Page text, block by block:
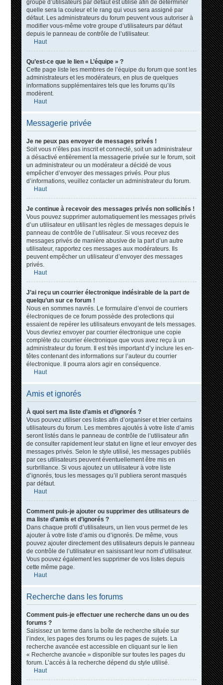
groupe d’utilisateurs par défaut est utilisé afin de déterminer
quelle sera la couleur et le rang qui vous sera assigné par
défaut. Les administrateurs du forum peuvent vous autoriser à
modifier vous-même votre groupe d’utilisateurs par défaut
depuis le panneau de contrôle de l’utilisateur.
Haut
Qu’est-ce que le lien « L’équipe » ?
Cette page liste les membres de l’équipe du forum que sont les
administrateurs et les modérateurs, en plus de quelques
informations supplémentaires tels que les forums qu’ils
modèrent.
Haut
Messagerie privée
Je ne peux pas envoyer de messages privés !
Soit vous n’êtes pas inscrit et connecté, soit un administrateur
a désactivé entièrement la messagerie privée sur le forum, soit
un administrateur ou un modérateur a décidé de vous
empêcher d’envoyer des messages privés. Pour plus
d’informations, veuillez contacter un administrateur du forum.
Haut
Je continue à recevoir des messages privés non sollicités !
Vous pouvez supprimer automatiquement les messages privés
d’un utilisateur en utilisant les règles de messages depuis le
panneau de contrôle de l’utilisateur. Si vous recevez des
messages privés de manière abusive de la part d’un autre
utilisateur, rapportez ces messages aux modérateurs. Ils
peuvent empêcher un utilisateur d’envoyer des messages
privés.
Haut
J’ai reçu un courrier électronique indésirable de la part de
quelqu’un sur ce forum !
Nous en sommes navrés. Le formulaire d’envoi de courriers
électroniques de ce forum possède des protections qui
essaient de repérer les utilisateurs envoyant de tels messages.
Vous devriez envoyer par courrier électronique une copie
complète du courrier électronique que vous avez reçu à un
administrateur du forum. Il est très important d’y inclure les en-
têtes contenant des informations sur l’auteur du courrier
électronique. Il pourra alors agir en conséquence.
Haut
Amis et ignorés
À quoi sert ma liste d’amis et d’ignorés ?
Vous pouvez utiliser ces listes afin d’organiser et trier certains
utilisateurs du forum. Les membres ajoutés à votre liste d’amis
seront listés dans le panneau de contrôle de l’utilisateur afin
de consulter rapidement leur statut en ligne et leur envoyer des
messages privés. Selon le style utilisé, les messages publiés
par ces utilisateurs peuvent éventuellement être mis en
surbrillance. Si vous ajoutez un utilisateur à votre liste
d’ignorés, tous les messages qu’il publiera seront masqués
par défaut.
Haut
Comment puis-je ajouter ou supprimer des utilisateurs de
ma liste d’amis et d’ignorés ?
Dans chaque profil d’utilisateurs, un lien vous permet de les
ajouter à votre liste d’amis ou d’ignorés. De même, vous
pouvez ajouter directement des utilisateurs depuis le panneau
de contrôle de l’utilisateur en saisissant leur nom d’utilisateur.
Vous pouvez également les supprimer de vos listes depuis
cette même page.
Haut
Recherche dans les forums
Comment puis-je effectuer une recherche dans un ou des
forums ?
Saisissez un terme dans la boîte de recherche située sur
l’index, les pages des forums ou les pages de sujets. La
recherche avancée est accessible en cliquant sur le lien
« Recherche avancée » disponible sur toutes les pages du
forum. L’accès à la recherche dépend du style utilisé.
Haut